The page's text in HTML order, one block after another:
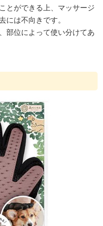
とができる上、マッサージ
には不向きです。
部位によって使い分けてあ